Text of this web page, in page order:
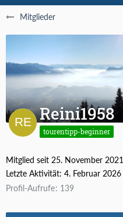
Mitglieder
Reini1958
tourentipp-beginner
Mitglied seit 25. November 2021
Letzte Aktivität: 4. Februar 2026
Profil-Aufrufe 139